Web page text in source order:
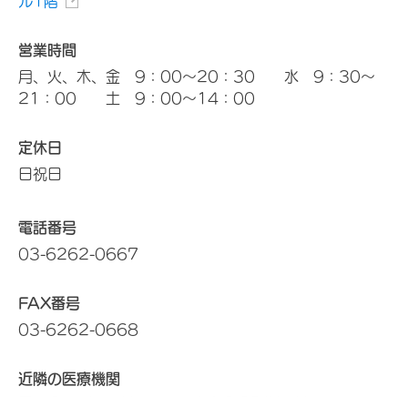
営業時間
月、火、木、金 9：00～20：30 水 9：30～
21：00 土 9：00～14：00
定休日
日祝日
電話番号
03-6262-0667
FAX番号
03-6262-0668
近隣の医療機関